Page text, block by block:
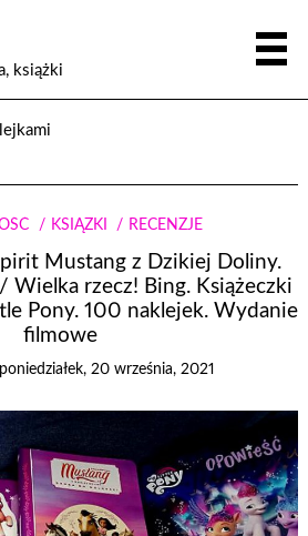
książki
KSIĄŻKI RECENZJE
Mustang z Dzikiej Doliny.
Wielka rzecz! Bing. Książeczki
Pony. 100 naklejek. Wydanie
filmowe
poniedziałek, 20 września, 2021